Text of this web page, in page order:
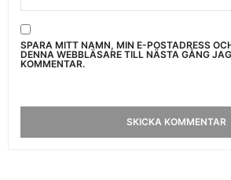
SPARA MITT NAMN, MIN E-POSTADRESS
DENNA WEBBLÄSARE TILL NÄSTA GÅNG
KOMMENTAR.